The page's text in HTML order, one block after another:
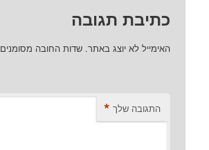
כתיבת תגובה
האימייל לא יוצג באתר. שדות החובה מסומנים
התגובה שלך *